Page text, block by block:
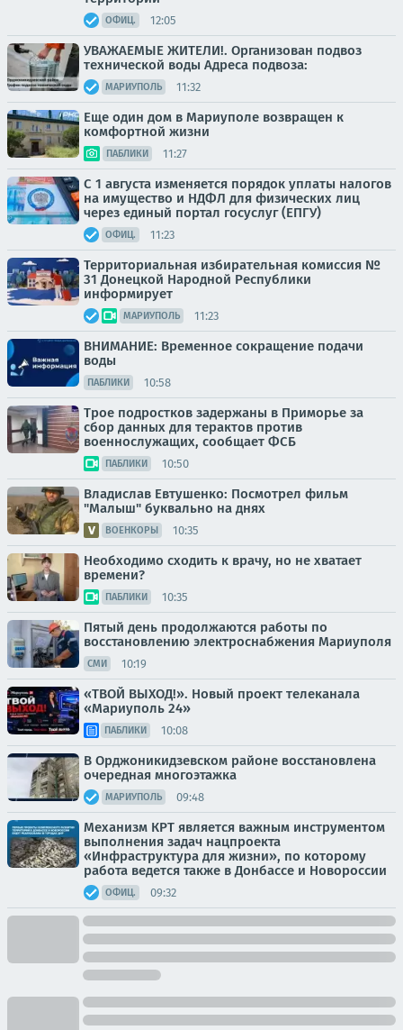
ОФИЦ. 12:05
УВАЖАЕМЫЕ ЖИТЕЛИ!. Организован подвоз
технической воды Адреса подвоза:
МАРИУПОЛЬ 11:32
Еще один дом в Мариуполе возвращен к
комфортной жизни
ПАБЛИКИ 11:27
С 1 августа изменяется порядок уплаты налогов
на имущество и НДФЛ для физических лиц
через единый портал госуслуг (ЕПГУ)
ОФИЦ. 11:23
Территориальная избирательная комиссия №
31 Донецкой Народной Республики
информирует
МАРИУПОЛЬ 11:23
ВНИМАНИЕ: Временное сокращение подачи
воды
ПАБЛИКИ 10:58
Трое подростков задержаны в Приморье за
сбор данных для терактов против
военнослужащих, сообщает ФСБ
ПАБЛИКИ 10:50
Владислав Евтушенко: Посмотрел фильм
"Малыш" буквально на днях
ВОЕНКОРЫ 10:35
Необходимо сходить к врачу, но не хватает
времени?
ПАБЛИКИ 10:35
Пятый день продолжаются работы по
восстановлению электроснабжения Мариуполя
СМИ 10:19
«ТВОЙ ВЫХОД!». Новый проект телеканала
«Мариуполь 24»
ПАБЛИКИ 10:08
В Орджоникидзевском районе восстановлена
очередная многоэтажка
МАРИУПОЛЬ 09:48
Механизм КРТ является важным инструментом
выполнения задач нацпроекта
«Инфраструктура для жизни», по которому
работа ведется также в Донбассе и Новороссии
ОФИЦ. 09:32